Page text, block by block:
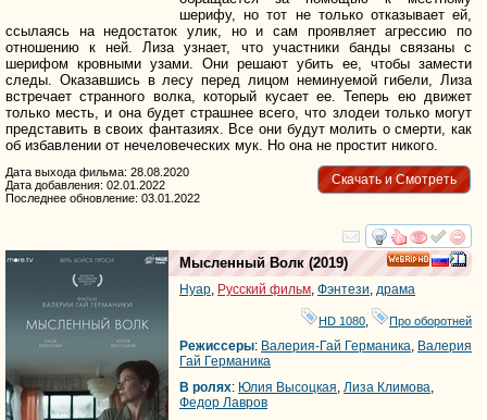
шерифу, но тот не только отказывает ей,
ссылаясь на недостаток улик, но и сам проявляет агрессию по
отношению к ней. Лиза узнает, что участники банды связаны с
шерифом кровными узами. Они решают убить ее, чтобы замести
следы. Оказавшись в лесу перед лицом неминуемой гибели, Лиза
встречает странного волка, который кусает ее. Теперь ею движет
только месть, и она будет страшнее всего, что злодеи только могут
представить в своих фантазиях. Все они будут молить о смерти, как
об избавлении от нечеловеческих мук. Но она не простит никого.
Скачать и Смотреть
Дата выхода фильма: 28.08.2020
Дата добавления: 02.01.2022
Последнее обновление: 03.01.2022
смотреть
HD
Мысленный Волк (2019)
Нуар, Русский фильм, Фэнтези, драма
HD 1080 Про оборотней
Режиссеры: Валерия-Гай Германика, Валерия
Гай Германика
В ролях: Юлия Высоцкая, Лиза Климова,
Федор Лавров